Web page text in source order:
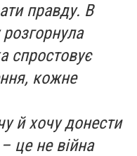
правду. В
розгорнула
спростовує
кожне
й хочу донести
це не війна